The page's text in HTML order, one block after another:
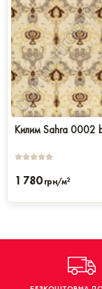
Килим Sahra 0002
1 780 грн/м2